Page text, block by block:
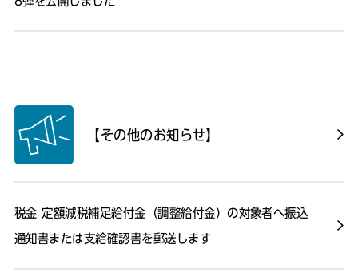
【その他のお知らせ】
税金 定額減税補足給付金（調整給付金）の対象者へ振込
通知書または支給確認書を郵送します